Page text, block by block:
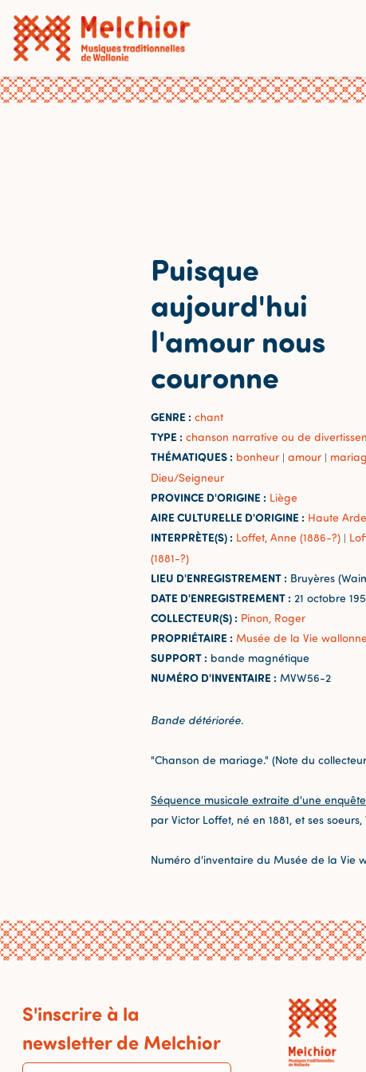
Puisque
aujourd'hui
l'amour nous
couronne
GENRE : chant
TYPE : chanson narrative ou de
THÉMATIQUES : bonheur | amour |
Dieu/Seigneur
PROVINCE D'ORIGINE : Liège
AIRE CULTURELLE D'ORIGINE : Haute
INTERPRÈTE(S) : Loffet, Anne (1886-?) |
(1881-?)
LIEU D'ENREGISTREMENT : Bruyères
DATE D'ENREGISTREMENT : 21 octobre
COLLECTEUR(S) : Pinon, Roger
PROPRIÉTAIRE : Musée de la Vie
SUPPORT : bande magnétique
NUMÉRO D'INVENTAIRE : MVW56-2
Bande détériorée.
"Chanson de mariage." (Note du
Séquence musicale extraite d'une
par Victor Loffet, né en 1881, et ses
Numéro d'inventaire du Musée de la Vie
S'inscrire à la
newsletter de Melchior